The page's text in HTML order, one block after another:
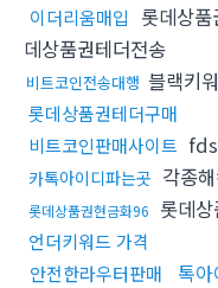
이더리움매입 롯데상
데상품권테더전송
비트코인전송대행 블랙키
롯데상품권테더구매
비트코인판매사이트
카톡아이디파는곳 각종
롯데상품권현금화96 롯데
언더키워드 가격
안전한라우터판매
톡